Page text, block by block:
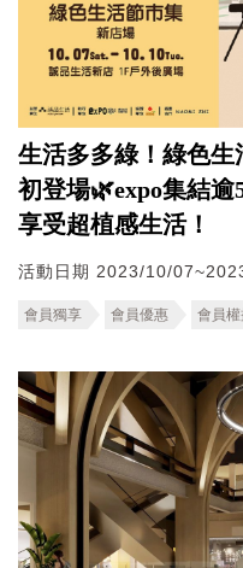
生活多多綠！綠色
初登場🌿expo集結逾
享受超植感生活！
活動日期 2023/10/
會員獨享 會員優惠 會員權